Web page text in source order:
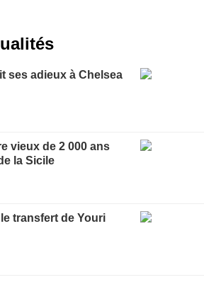
ses adieux à Chelsea
vieux de 2 000 ans
la Sicile
transfert de Youri